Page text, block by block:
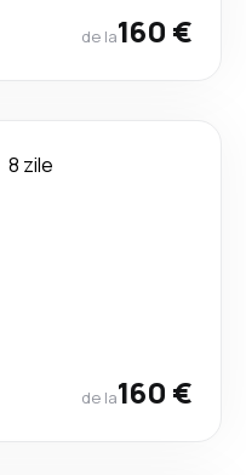
de la160 €
8 zile
de la160 €